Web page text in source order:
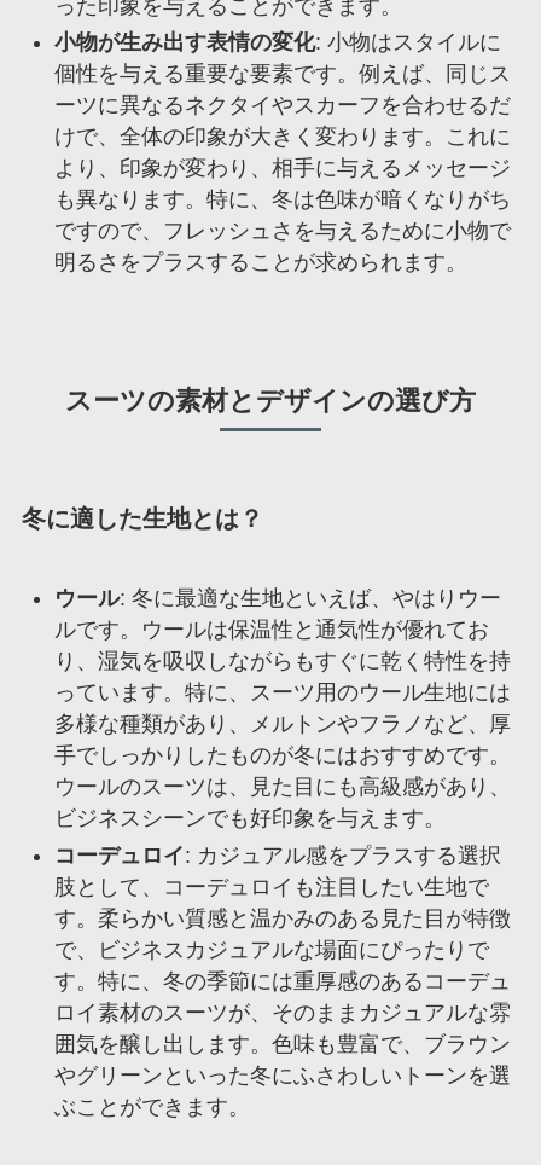
った印象を与えることができます。
小物が生み出す表情の変化: 小物はスタイルに
個性を与える重要な要素です。例えば、同じス
ーツに異なるネクタイやスカーフを合わせるだ
けで、全体の印象が大きく変わります。これに
より、印象が変わり、相手に与えるメッセージ
も異なります。特に、冬は色味が暗くなりがち
ですので、フレッシュさを与えるために小物で
明るさをプラスすることが求められます。
スーツの素材とデザインの選び方
冬に適した生地とは？
ウール: 冬に最適な生地といえば、やはりウー
ルです。ウールは保温性と通気性が優れてお
り、湿気を吸収しながらもすぐに乾く特性を持
っています。特に、スーツ用のウール生地には
多様な種類があり、メルトンやフラノなど、厚
手でしっかりしたものが冬にはおすすめです。
ウールのスーツは、見た目にも高級感があり、
ビジネスシーンでも好印象を与えます。
コーデュロイ: カジュアル感をプラスする選択
肢として、コーデュロイも注目したい生地で
す。柔らかい質感と温かみのある見た目が特徴
で、ビジネスカジュアルな場面にぴったりで
す。特に、冬の季節には重厚感のあるコーデュ
ロイ素材のスーツが、そのままカジュアルな雰
囲気を醸し出します。色味も豊富で、ブラウン
やグリーンといった冬にふさわしいトーンを選
ぶことができます。